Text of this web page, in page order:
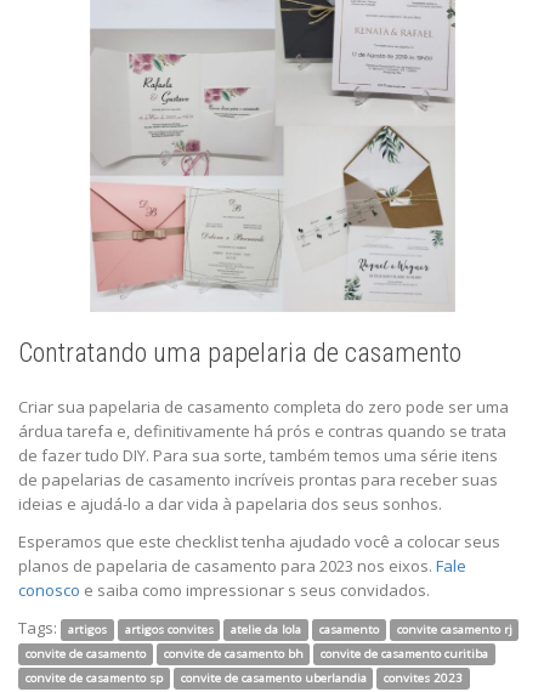
Contratando uma papelaria de casamento
Criar sua papelaria de casamento completa do zero pode ser uma
árdua tarefa e, definitivamente há prós e contras quando se trata
de fazer tudo DIY. Para sua sorte, também temos uma série itens
de papelarias de casamento incríveis prontas para receber suas
ideias e ajudá-lo a dar vida à papelaria dos seus sonhos.
Esperamos que este checklist tenha ajudado você a colocar seus
planos de papelaria de casamento para 2023 nos eixos. Fale
conosco e saiba como impressionar s seus convidados.
Tags:
artigos artigos convites atelie da lola casamento
convite casamento rj
convite de casamento
convite de casamento bh
convite de casamento curitiba
convite de casamento sp
convite de casamento uberlandia
convites 2023